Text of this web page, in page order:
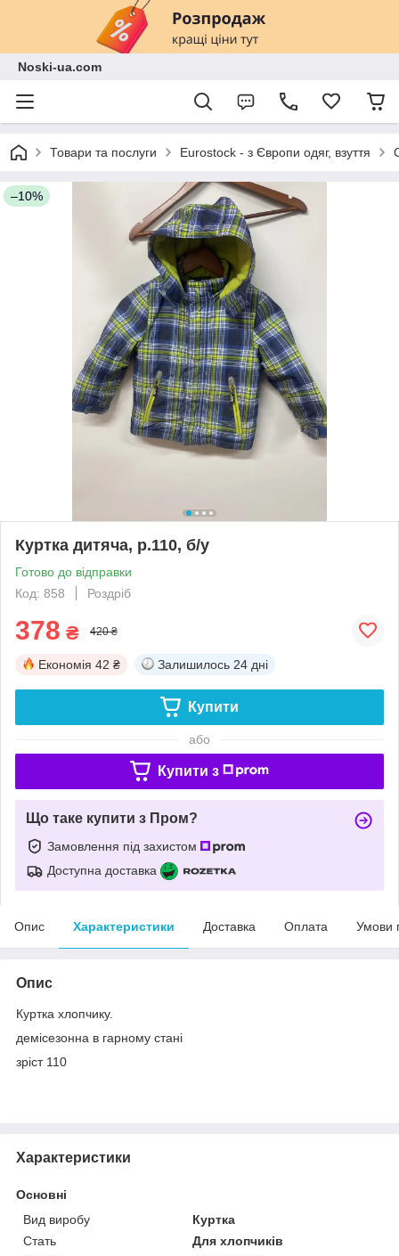
Noski-ua.com
Товари та послуги Eurostock - з Європи одяг, взуття
–10%
Куртка дитяча, р.110, б/у
Готово до відправки
Код: 858
Роздріб
378 ₴ 420 ₴
Економія 42 ₴ Залишилось 24 дні
Купити
або
Купити з
Що таке купити з Пром?
Замовлення під захистом
Доступна доставка
Опис Характеристики Доставка Оплата Умови
Опис
Куртка хлопчику.
демісезонна в гарному стані
зріст 110
Характеристики
Основні
Вид виробу
Куртка
Стать
Для хлопчиків